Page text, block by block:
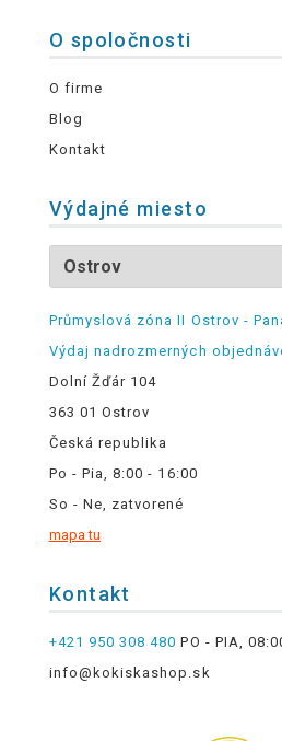
O spoločnosti
O firme
Blog
Kontakt
Výdajné miesto
Průmyslová zóna II Ostrov -
Výdaj nadrozmerných
Dolní Žďár 104
363 01 Ostrov
Česká republika
Po - Pia, 8:00 - 16:00
So - Ne, zatvorené
mapa tu
Kontakt
+421 950 308 480 PO - PIA,
info@kokiskashop.sk